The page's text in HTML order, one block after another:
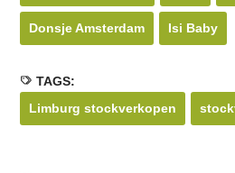
Donsje Amsterdam Isi Baby
TAGS:
Limburg stockverkopen